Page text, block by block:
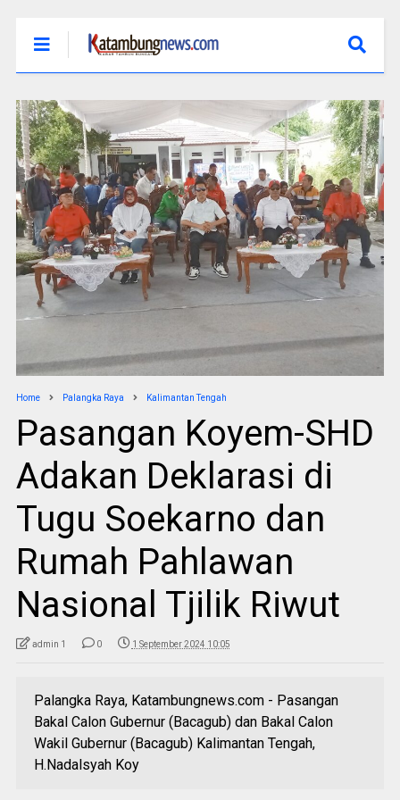
Home Palangka Raya Kalimantan Tengah
Pasangan Koyem-SHD
Adakan Deklarasi di
Tugu Soekarno dan
Rumah Pahlawan
Nasional Tjilik Riwut
admin 1 0 1 September 2024 10:05
Palangka Raya, Katambungnews.com - Pasangan
Bakal Calon Gubernur (Bacagub) dan Bakal Calon
Wakil Gubernur (Bacagub) Kalimantan Tengah,
H.Nadalsyah Koy